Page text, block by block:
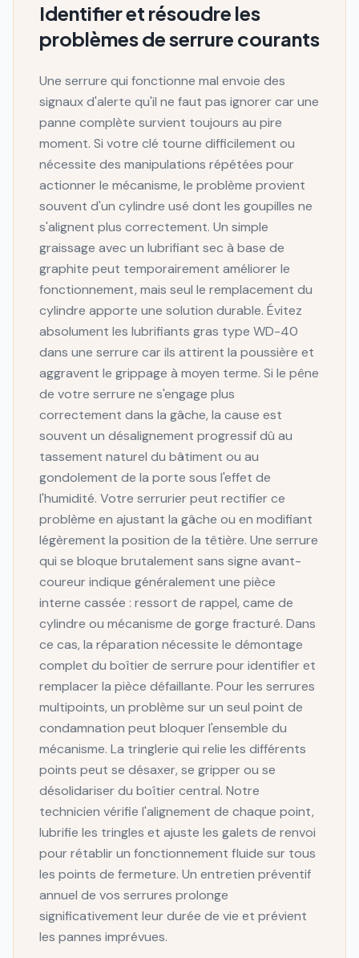
Identifier et résoudre les
problèmes de serrure courants
Une serrure qui fonctionne mal envoie des
signaux d'alerte qu'il ne faut pas ignorer car une
panne complète survient toujours au pire
moment. Si votre clé tourne difficilement ou
nécessite des manipulations répétées pour
actionner le mécanisme, le problème provient
souvent d'un cylindre usé dont les goupilles ne
s'alignent plus correctement. Un simple
graissage avec un lubrifiant sec à base de
graphite peut temporairement améliorer le
fonctionnement, mais seul le remplacement du
cylindre apporte une solution durable. Évitez
absolument les lubrifiants gras type WD-40
dans une serrure car ils attirent la poussière et
aggravent le grippage à moyen terme. Si le pêne
de votre serrure ne s'engage plus
correctement dans la gâche, la cause est
souvent un désalignement progressif dû au
tassement naturel du bâtiment ou au
gondolement de la porte sous l'effet de
l'humidité. Votre serrurier peut rectifier ce
problème en ajustant la gâche ou en modifiant
légèrement la position de la têtière. Une serrure
qui se bloque brutalement sans signe avant-
coureur indique généralement une pièce
interne cassée : ressort de rappel, came de
cylindre ou mécanisme de gorge fracturé. Dans
ce cas, la réparation nécessite le démontage
complet du boîtier de serrure pour identifier et
remplacer la pièce défaillante. Pour les serrures
multipoints, un problème sur un seul point de
condamnation peut bloquer l'ensemble du
mécanisme. La tringlerie qui relie les différents
points peut se désaxer, se gripper ou se
désolidariser du boîtier central. Notre
technicien vérifie l'alignement de chaque point,
lubrifie les tringles et ajuste les galets de renvoi
pour rétablir un fonctionnement fluide sur tous
les points de fermeture. Un entretien préventif
annuel de vos serrures prolonge
significativement leur durée de vie et prévient
les pannes imprévues.